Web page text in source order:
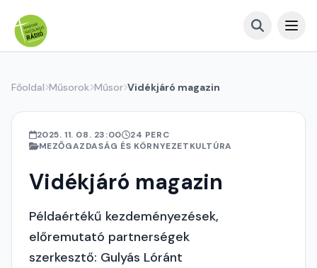
Főoldal Műsorok Műsor Vidékjáró magazin
2025. 11. 08. 23:00
24 PERC
MEZŐGAZDASÁG ÉS KÖRNYEZETKULTÚRA
Vidékjáró magazin
Példaértékű kezdeményezések,
előremutató partnerségek
szerkesztő: Gulyás Lóránt